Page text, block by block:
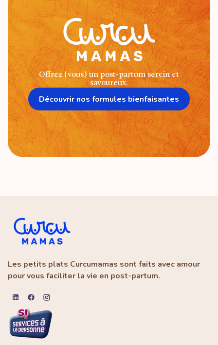
Offrez (vous) un post-partum serein et
savoureux.
Découvrir nos formules bienfaisantes
Les petits plats Curcumamas sont faits avec amour
pour vous faciliter la vie en post-partum.